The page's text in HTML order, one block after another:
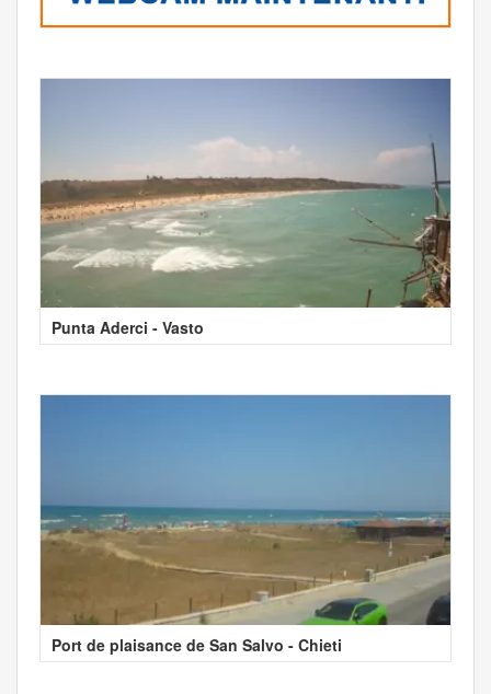
Punta Aderci - Vasto
Port de plaisance de San Salvo - Chieti